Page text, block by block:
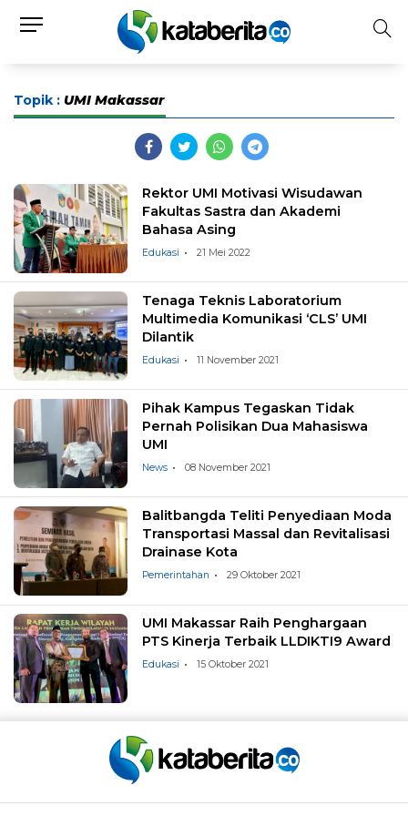
Topik : UMI Makassar
Rektor UMI Motivasi Wisudawan
Fakultas Sastra dan Akademi
Bahasa Asing
Edukasi 21 Mei 2022
Tenaga Teknis Laboratorium
Multimedia Komunikasi ‘CLS’ UMI
Dilantik
Edukasi 11 November 2021
Pihak Kampus Tegaskan Tidak
Pernah Polisikan Dua Mahasiswa
UMI
News 08 November 2021
Balitbangda Teliti Penyediaan Moda
Transportasi Massal dan Revitalisasi
Drainase Kota
Pemerintahan 29 Oktober 2021
UMI Makassar Raih Penghargaan
PTS Kinerja Terbaik LLDIKTI9 Award
Edukasi 15 Oktober 2021